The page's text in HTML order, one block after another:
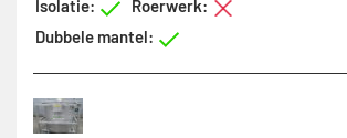
Isolatie:
Roerwerk:
Dubbele mantel: